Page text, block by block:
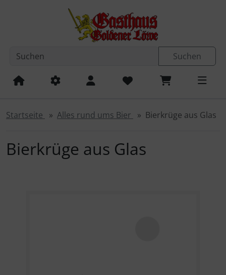
Sprungnavigation
Springe zum Inhalt
Suchen
Startseite Alles rund ums Bier Bierkrüge aus Glas
Bierkrüge aus Glas